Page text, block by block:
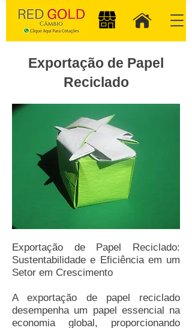
Exportação de Papel
Reciclado
Exportação de Papel Reciclado:
Sustentabilidade e Eficiência em um
Setor em Crescimento
A exportação de papel reciclado
desempenha um papel essencial na
economia global, proporcionando